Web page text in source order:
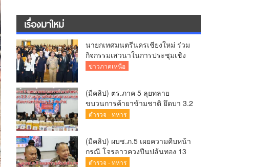
เรื่องมาใหม่
นายกเทศมนตรีนครเชียงใหม่ ร่วม
กิจกรรมเสวนาในการประชุมเชิง
ปฏิบัติการป้องกันการทุจริตเชิงรุก
Sandbox)
ข่าวภาคเหนือ
(มีคลิป) ตร.ภาค 5 ลุยทลาย
ขบวนการค้ายาข้ามชาติ ยึดบา 3.2
ล้านเม็ด-เฮโรอีนเพียบ ผลงาน
ตำรวจ - ทหาร
(มีคลิป) ผบช.ภ.5 เผยความคืบหน้า
กรณี โจรลาวควงปืนปล้นทอง 13
ล้าน หนีกบดานแขวงบ่อแก้ว
ตำรวจ - ทหาร